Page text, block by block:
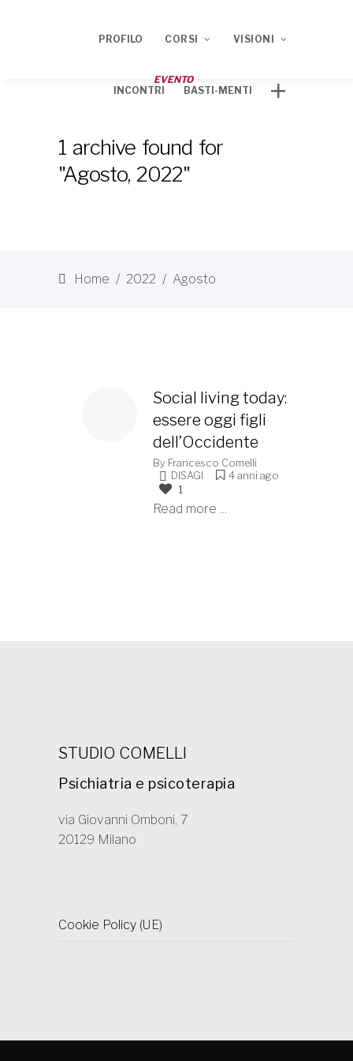
PROFILO CORSI
Corso ECM 2021
VISIONI
INCONTRI
EVENTO
BASTI-MENTI
1 archive found for
"Agosto, 2022"
Home / 2022 / Agosto
Social living today:
essere oggi figli
dell’Occidente
By Francesco Comelli
DISAGI
4 anni ago
1
Read more ...
STUDIO COMELLI
Psichiatria e psicoterapia
via Giovanni Omboni, 7
20129 Milano
Cookie Policy (UE)